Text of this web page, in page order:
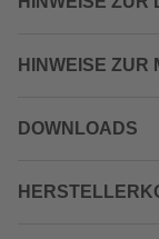
HINWEISE ZUR
DOWNLOADS